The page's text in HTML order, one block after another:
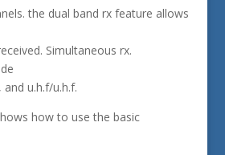
the dual band rx feature allows
Simultaneous rx.
and u.h.f/u.h.f.
how to use the basic